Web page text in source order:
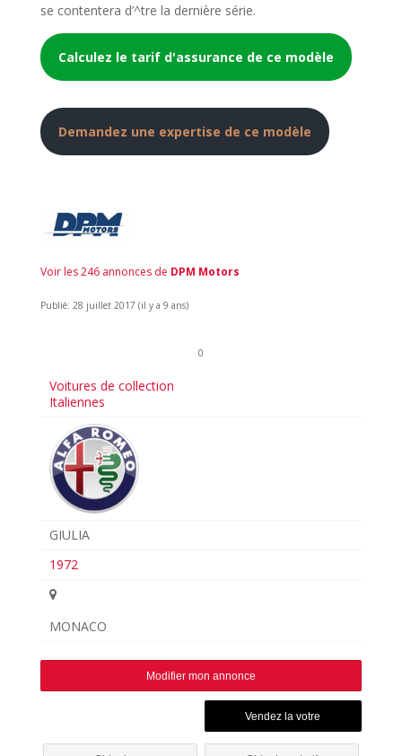
se contentera d’^tre la dernière série.
Calculez le tarif d'assurance de ce modèle
Demandez une expertise de ce modèle
Voir les 246 annonces de DPM Motors
Publié: 28 juillet 2017 (il y a 9 ans)
0
Voitures de collection
Italiennes
GIULIA
1972
MONACO
Modifier mon annonce